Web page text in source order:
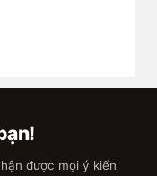
được mọi ý kiến